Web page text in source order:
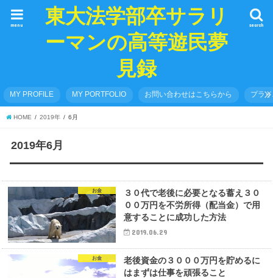
東大法学部卒サラリ
ーマンの高等遊民夢
見録
search
menu
MY PROFILE MY PORTFOLIO お問い合わせはこちらから プラ
HOME 2019年 6月
2019年6月
お金
３０代で老後に必要となる蓄え３０
００万円を不労所得（配当金）で用
意することに成功した方法
2019.06.29
お金
老後資金の３０００万円を貯めるに
はまずは仕事を頑張ること